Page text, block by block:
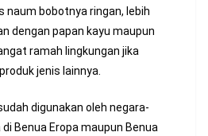
naum bobotnya ringan, lebih
dengan papan kayu maupun
ramah lingkungan jika
jenis lainnya.
digunakan oleh negara-
Benua Eropa maupun Benua